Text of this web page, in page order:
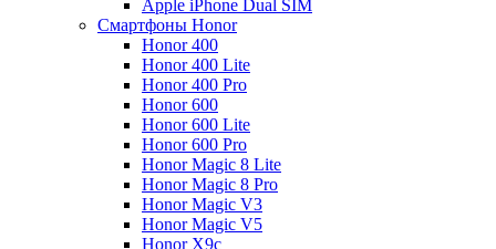
Apple iPhone Dual SIM
Смартфоны Honor
Honor 400
Honor 400 Lite
Honor 400 Pro
Honor 600
Honor 600 Lite
Honor 600 Pro
Honor Magic 8 Lite
Honor Magic 8 Pro
Honor Magic V3
Honor Magic V5
Honor X9c